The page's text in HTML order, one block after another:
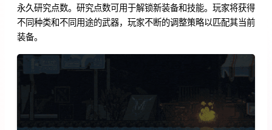
永久研究点数。研究点数可用于解锁新装备和技能。玩家将获得
不同种类和不同用途的武器，玩家不断的调整策略以匹配其当前
装备。